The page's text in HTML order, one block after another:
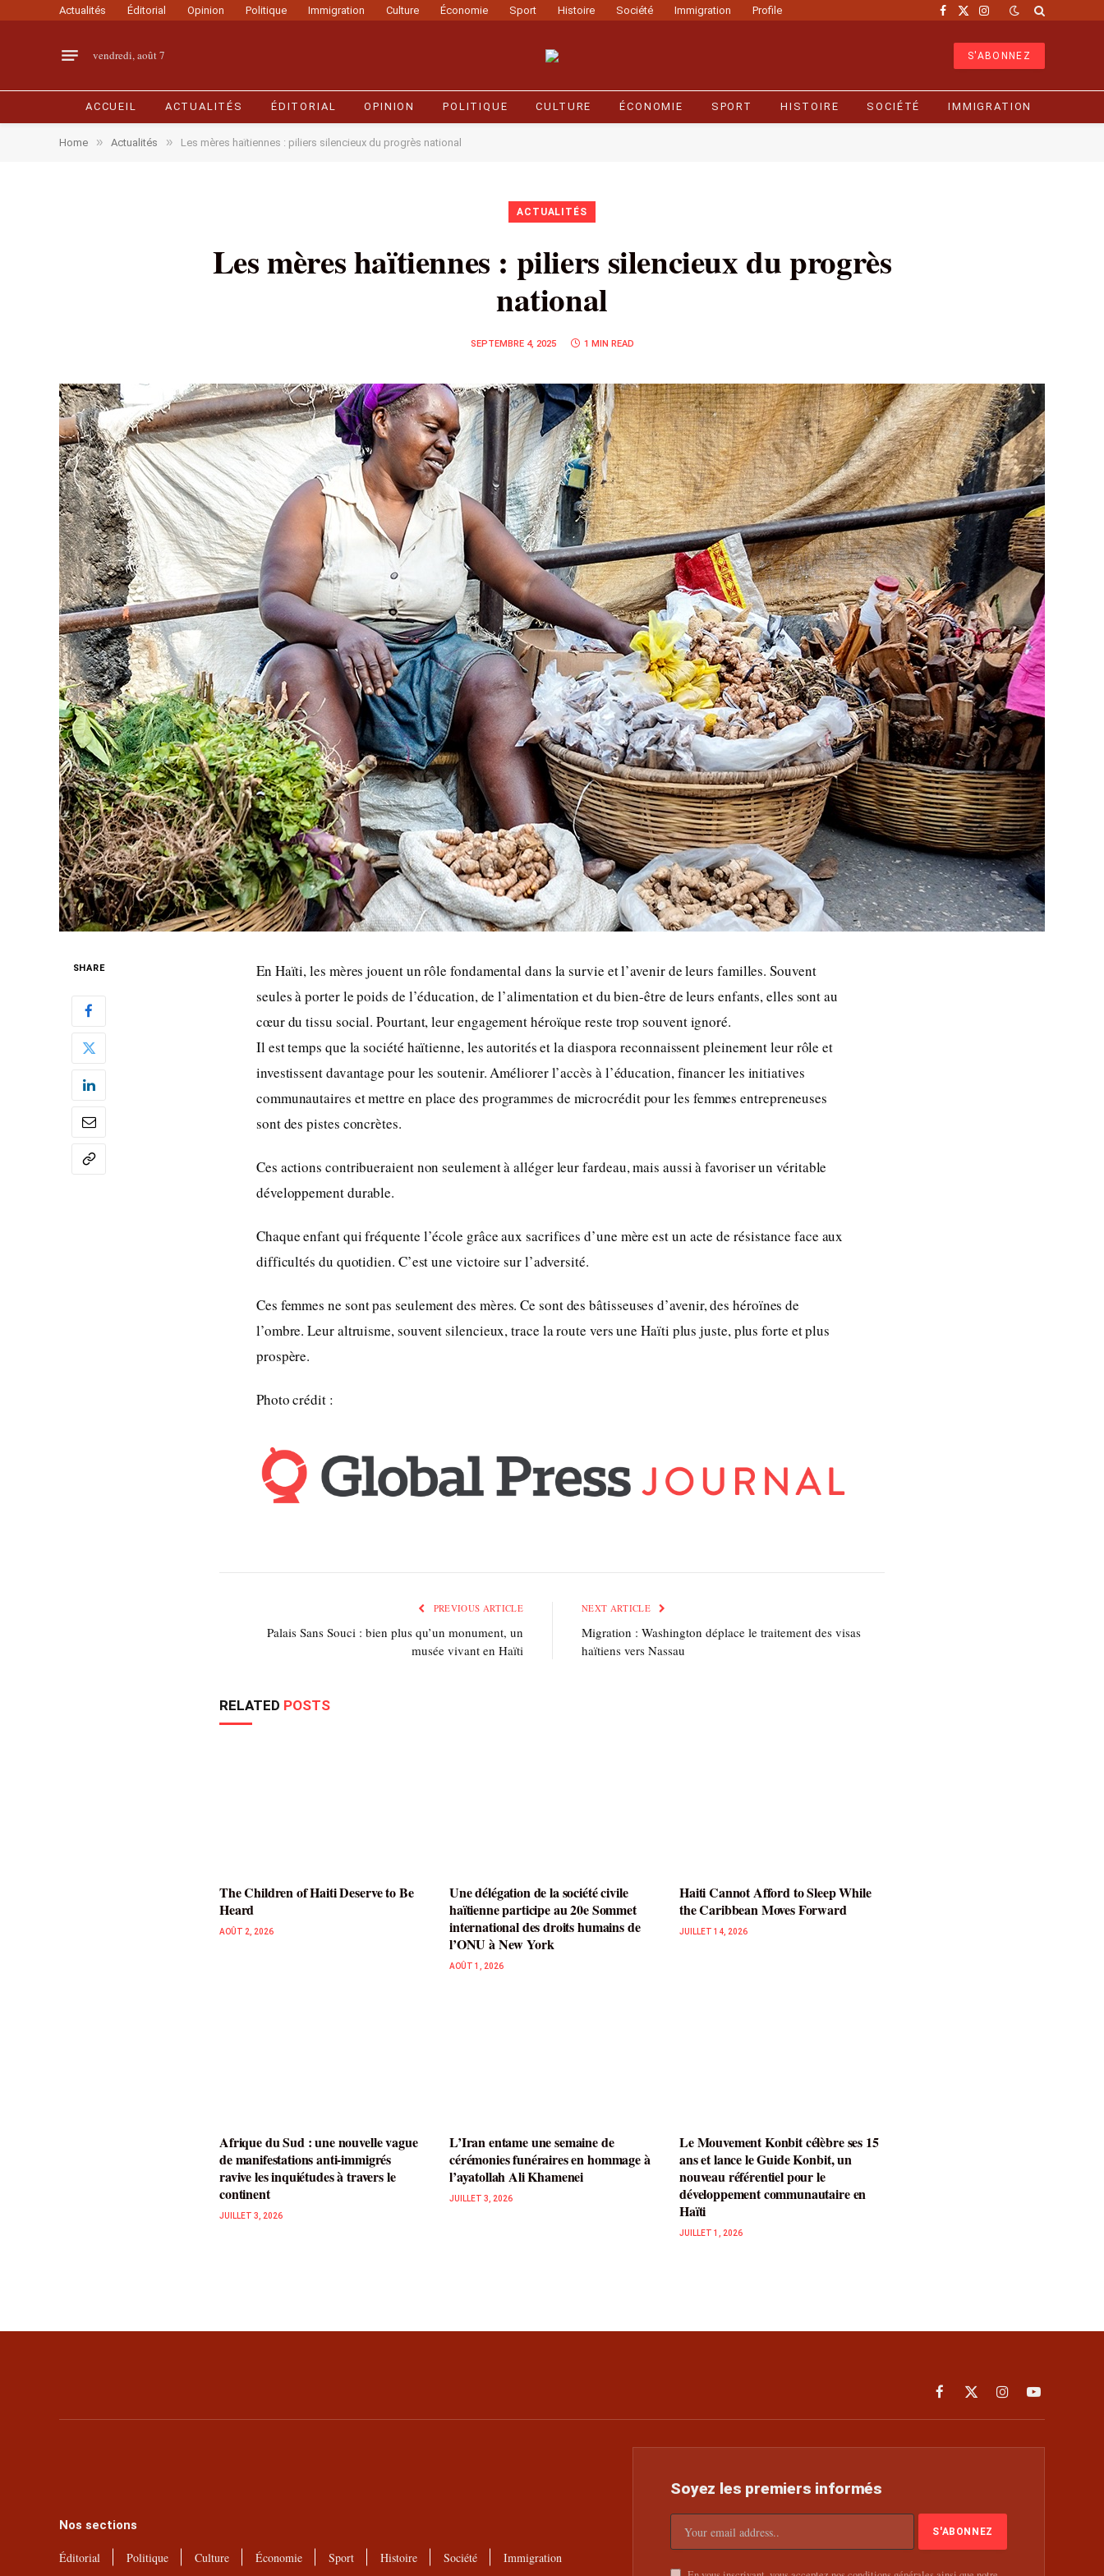
Actualités Éditorial Opinion Politique Immigration Culture Économie Sport Histoire Société Immigration Profile Facebook
X
Instagram
vendredi, août 7 S'ABONNEZ
ACCUEIL ACTUALITÉS ÉDITORIAL OPINION POLITIQUE CULTURE ÉCONOMIE SPORT HISTOIRE SOCIÉTÉ IMMIGRATION
Home » Actualités » Les mères haïtiennes : piliers silencieux du progrès national
ACTUALITÉS
Les mères haïtiennes : piliers silencieux du progrès
national
SEPTEMBRE 4, 2025 1 MIN READ
SHARE
En Haïti, les mères jouent un rôle fondamental dans la survie et l’avenir de leurs familles. Souvent
seules à porter le poids de l’éducation, de l’alimentation et du bien-être de leurs enfants, elles sont au
cœur du tissu social. Pourtant, leur engagement héroïque reste trop souvent ignoré.
Il est temps que la société haïtienne, les autorités et la diaspora reconnaissent pleinement leur rôle et
investissent davantage pour les soutenir. Améliorer l’accès à l’éducation, financer les initiatives
communautaires et mettre en place des programmes de microcrédit pour les femmes entrepreneuses
sont des pistes concrètes.
Ces actions contribueraient non seulement à alléger leur fardeau, mais aussi à favoriser un véritable
développement durable.
Chaque enfant qui fréquente l’école grâce aux sacrifices d’une mère est un acte de résistance face aux
difficultés du quotidien. C’est une victoire sur l’adversité.
Ces femmes ne sont pas seulement des mères. Ce sont des bâtisseuses d’avenir, des héroïnes de
l’ombre. Leur altruisme, souvent silencieux, trace la route vers une Haïti plus juste, plus forte et plus
prospère.
Photo crédit :
PREVIOUS ARTICLE
Palais Sans Souci : bien plus qu’un monument, un
musée vivant en Haïti
NEXT ARTICLE
Migration : Washington déplace le traitement des visas
haïtiens vers Nassau
RELATED POSTS
The Children of Haiti Deserve to Be
Heard
AOÛT 2, 2026
Une délégation de la société civile
haïtienne participe au 20e Sommet
international des droits humains de
l’ONU à New York
AOÛT 1, 2026
Haiti Cannot Afford to Sleep While
the Caribbean Moves Forward
JUILLET 14, 2026
Afrique du Sud : une nouvelle vague
de manifestations anti-immigrés
ravive les inquiétudes à travers le
continent
JUILLET 3, 2026
L’Iran entame une semaine de
cérémonies funéraires en hommage à
l’ayatollah Ali Khamenei
JUILLET 3, 2026
Le Mouvement Konbit célèbre ses 15
ans et lance le Guide Konbit, un
nouveau référentiel pour le
développement communautaire en
Haïti
JUILLET 1, 2026
Facebook
X
(Twitter)
InstagramYouTube
Nos sections
Éditorial Politique Culture Économie Sport Histoire Société Immigration
Soyez les premiers informés